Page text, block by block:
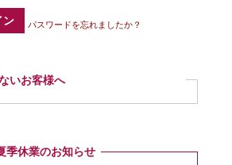
ン パスワードを忘れましたか？
いお客様へ
際、お届け先情報などを毎回ご入力いただかなく
季休業のお知らせ